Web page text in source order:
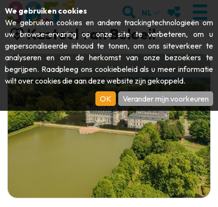
BEZOEKEN
Abdijen & religieuze monumenten
Archeologie
Kunst
Kastelen, citadellen & belforten
Folklore & lokale geschiedenis
ONTDEKKEN
Grotten
Tuinen, parken & natuursites
Aquariums, dierenparken & -tuinen
BEWEGEN
Toeristische boten & cruisesEVENEMENTEN
DE LEUKSTE ACTIVITEITEN VOOR
DEZE ZOMER
ZOEKEN
NL MIJN
Kasteel van Beloeil
We gebruiken cookies
We gebruiken cookies en andere trackingtechnologieën om
uw browse-ervaring op onze site te verbeteren, om u
gepersonaliseerde inhoud te tonen, om ons siteverkeer te
analyseren en om de herkomst van onze bezoekers te
begrijpen. Raadpleeg ons cookiebeleidals u meer informatie
wilt over cookies die aan deze website zijn gekoppeld.
OK
Verander mijn voorkeuren